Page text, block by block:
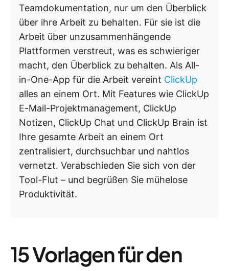
Teamdokumentation, nur um den Überblick
über ihre Arbeit zu behalten. Für sie ist die
Arbeit über unzusammenhängende
Plattformen verstreut, was es schwieriger
macht, den Überblick zu behalten. Als All-
in-One-App für die Arbeit vereint ClickUp
alles an einem Ort. Mit Features wie ClickUp
E-Mail-Projektmanagement, ClickUp
Notizen, ClickUp Chat und ClickUp Brain ist
Ihre gesamte Arbeit an einem Ort
zentralisiert, durchsuchbar und nahtlos
vernetzt. Verabschieden Sie sich von der
Tool-Flut – und begrüßen Sie mühelose
Produktivität.
15 Vorlagen für den